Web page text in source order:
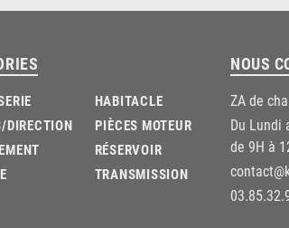
DIRECTION
HABITACLE
PIÈCES MOTEUR
RÉSERVOIR
TRANSMISSION
NOUS
ZA de
Du Lundi
de 9H à